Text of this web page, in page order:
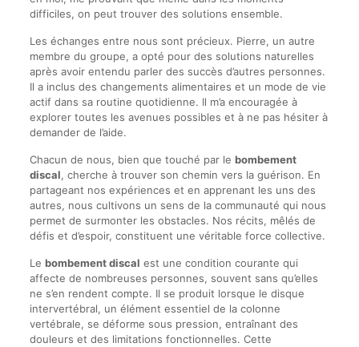
difficiles, on peut trouver des solutions ensemble.
Les échanges entre nous sont précieux. Pierre, un autre
membre du groupe, a opté pour des solutions naturelles
après avoir entendu parler des succès d’autres personnes.
Il a inclus des changements alimentaires et un mode de vie
actif dans sa routine quotidienne. Il m’a encouragée à
explorer toutes les avenues possibles et à ne pas hésiter à
demander de l’aide.
Chacun de nous, bien que touché par le bombement
discal, cherche à trouver son chemin vers la guérison. En
partageant nos expériences et en apprenant les uns des
autres, nous cultivons un sens de la communauté qui nous
permet de surmonter les obstacles. Nos récits, mêlés de
défis et d’espoir, constituent une véritable force collective.
Le bombement discal est une condition courante qui
affecte de nombreuses personnes, souvent sans qu’elles
ne s’en rendent compte. Il se produit lorsque le disque
intervertébral, un élément essentiel de la colonne
vertébrale, se déforme sous pression, entraînant des
douleurs et des limitations fonctionnelles. Cette